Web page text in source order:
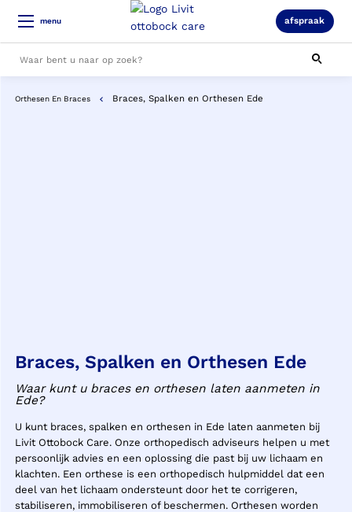
menu afspraak
Alle resultaten
Orthesen En Braces Braces, Spalken en Orthesen Ede
Braces, Spalken en Orthesen Ede
Waar kunt u braces en orthesen laten aanmeten in
Ede?
U kunt braces, spalken en orthesen in Ede laten aanmeten bij
Livit Ottobock Care. Onze orthopedisch adviseurs helpen u met
persoonlijk advies en een oplossing die past bij uw lichaam en
klachten. Een orthese is een orthopedisch hulpmiddel dat een
deel van het lichaam ondersteunt door het te corrigeren,
stabiliseren, immobiliseren of beschermen. Orthesen worden